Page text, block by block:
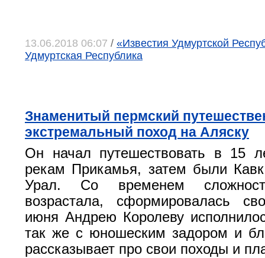
13.06.2018 06:07 / «Известия Удмуртской
Удмуртская Республика
Знаменитый пермский
экстремальный поход на Аляску
Он начал путешествовать в 15
рекам Прикамья, затем были
Урал. Со временем
возрастала, сформировалась
июня Андрею Королеву
так же с юношеским задором и
рассказывает про свои походы и